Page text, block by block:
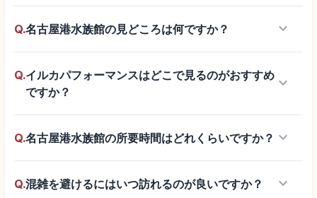
Q.名古屋港水族館の見どころは何ですか？ keyboard_arrow_down
Q.イルカパフォーマンスはどこで見るのがおすすめ
ですか？
keyboard_arrow_down
Q.名古屋港水族館の所要時間はどれくらいですか？ keyboard_arrow_down
Q.混雑を避けるにはいつ訪れるのが良いですか？ keyboard_arrow_down